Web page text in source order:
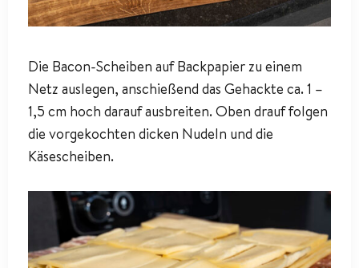
Die Bacon-Scheiben auf Backpapier zu einem
Netz auslegen, anschießend das Gehackte ca. 1 –
1,5 cm hoch darauf ausbreiten. Oben drauf folgen
die vorgekochten dicken Nudeln und die
Käsescheiben.